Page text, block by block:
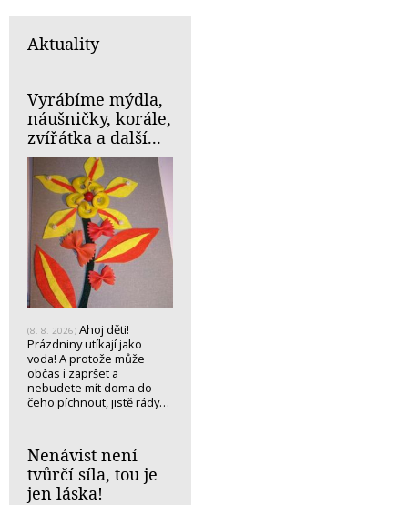
Aktuality
Vyrábíme mýdla,
náušničky, korále,
zvířátka a další...
(8. 8. 2026) Ahoj děti!
Prázdniny utíkají jako
voda! A protože může
občas i zapršet a
nebudete mít doma do
čeho píchnout, jistě rády…
Nenávist není
tvůrčí síla, tou je
jen láska!